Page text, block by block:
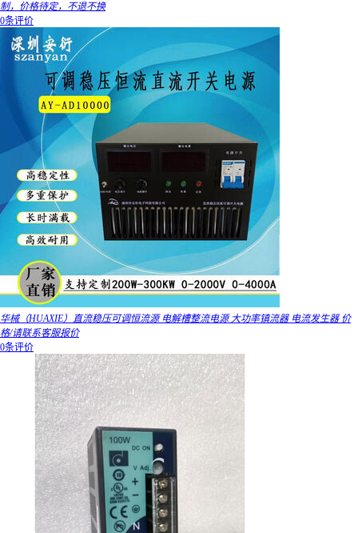
制，价格待定，不退不换
0条评价
华械（HUAXIE）直流稳压可调恒流源 电解槽整流电源 大功率镇流器 电流发生器 价
格/请联系客服报价
0条评价